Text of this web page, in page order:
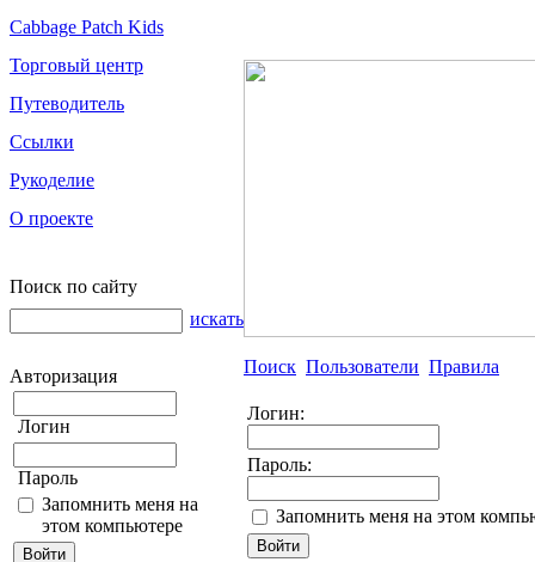
Cabbage Patch Kids
Торговый центр
Путеводитель
Ссылки
Рукоделие
О проекте
Поиск по сайту
искать
Авторизация
Логин
Пароль
Запомнить меня на
этом компьютере
Поиск Пользователи Правила
Логин:
Пароль:
Запомнить меня на этом